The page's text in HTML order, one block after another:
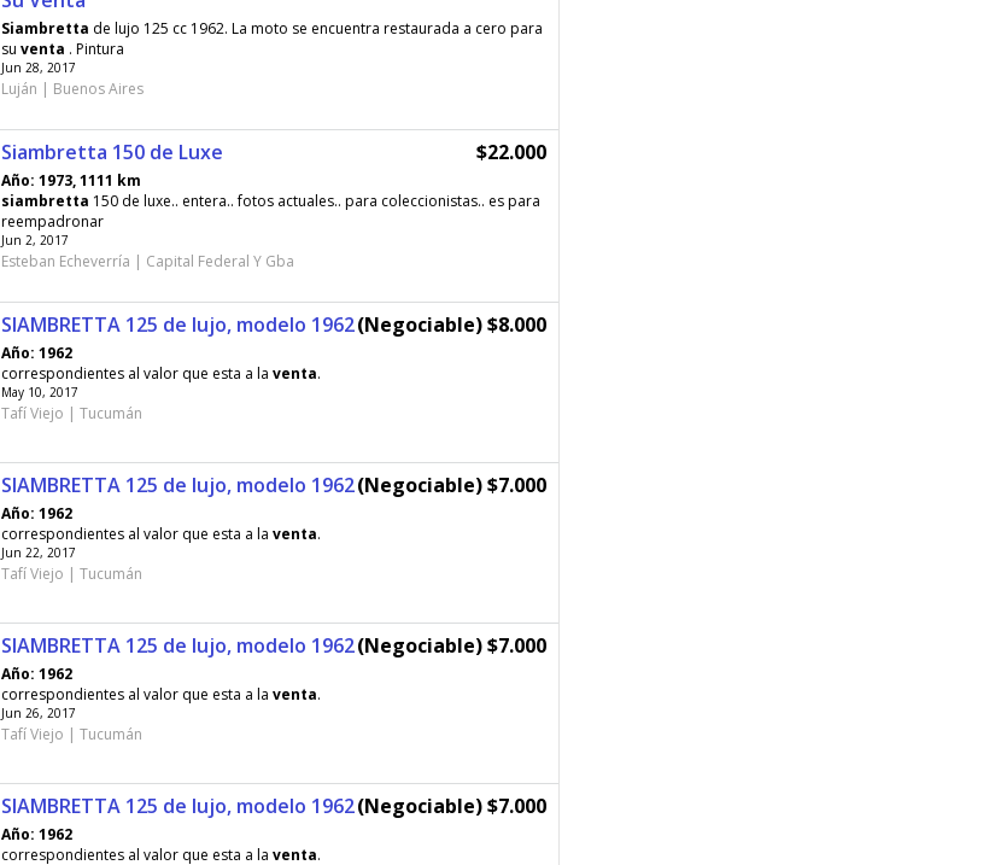
Siambretta de lujo 125 cc 1962. La moto se encuentra restaurada a cero para
su venta . Pintura
Jun 28, 2017
Luján | Buenos Aires
Siambretta 150 de Luxe $22.000
Año: 1973, 1111 km
siambretta 150 de luxe.. entera.. fotos actuales.. para coleccionistas.. es para
reempadronar
Jun 2, 2017
Esteban Echeverría | Capital Federal Y Gba
SIAMBRETTA 125 de lujo, modelo 1962(Negociable) $8.000
Año: 1962
correspondientes al valor que esta a la venta.
May 10, 2017
Tafí Viejo | Tucumán
SIAMBRETTA 125 de lujo, modelo 1962(Negociable) $7.000
Año: 1962
correspondientes al valor que esta a la venta.
Jun 22, 2017
Tafí Viejo | Tucumán
SIAMBRETTA 125 de lujo, modelo 1962(Negociable) $7.000
Año: 1962
correspondientes al valor que esta a la venta.
Jun 26, 2017
Tafí Viejo | Tucumán
SIAMBRETTA 125 de lujo, modelo 1962(Negociable) $7.000
Año: 1962
correspondientes al valor que esta a la venta.